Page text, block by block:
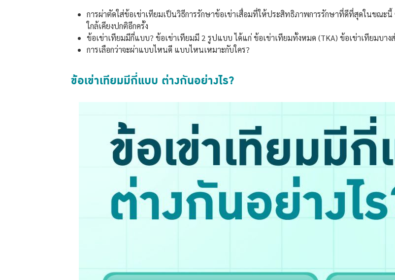
การผ่าตัดใส่ข้อเข่าเทียมเป็นวิธีการรักษาข้อเข่าเสื่อมที่ให้ประสิทธิภาพการรักษาที่ดีที่สุดในขณะ
ใกล้เคียงปกติอีกครั้ง
ข้อเข่าเทียมมีกี่แบบ? ข้อเข่าเทียมมี 2 รูปแบบ ได้แก่ ข้อเข่าเทียมทั้งหมด (TKA) ข้อเข่าเทียมบาง
การเลือกว่าจะผ่าแบบไหนดี แบบไหนเหมาะกับใคร?
ข้อเข่าเทียมมีกี่แบบ ต่างกันอย่างไร?